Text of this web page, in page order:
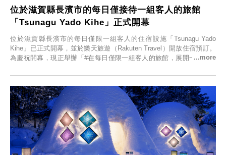
位於滋賀縣長濱市的每日僅接待一組客人的旅館
「Tsunagu Yado Kihe」正式開幕
位於滋賀縣長濱市的每日僅限一組客人的住宿設施「Tsunagu Yado
Kihe」已正式開幕，並於樂天旅遊（Rakuten Travel）開放住宿預訂。
為慶祝開幕，現正舉辦「#在每日僅限一組客人的旅館，展開一生一次
人的旅館，您才能在此與重要的人共度獨一無二的特別時光。